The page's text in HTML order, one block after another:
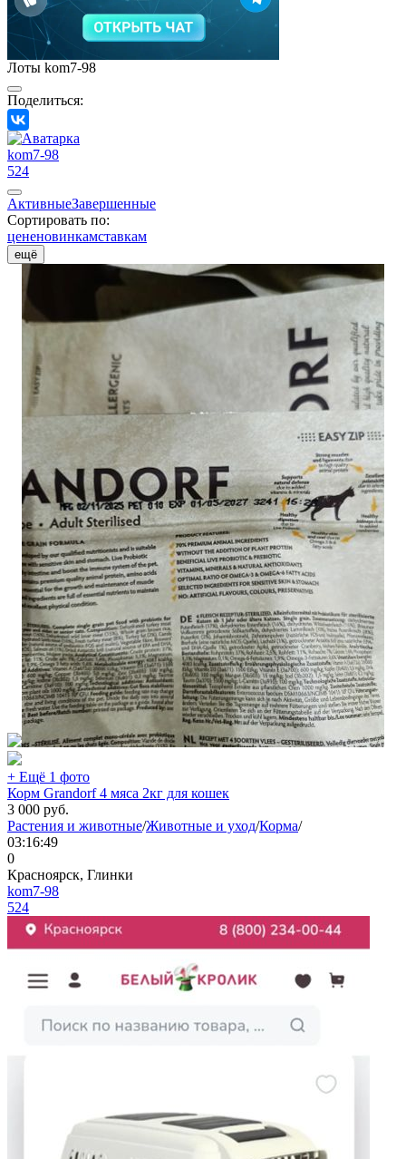
Лоты kom7-98
Поделиться:
kom7-98
524
АктивныеЗавершенные
Сортировать по:
цененовинкамставкам
ещё
+ Ещё 1 фото
Корм Grandorf 4 мяса 2кг для кошек
3 000 руб.
Растения и животные/Животные и уход/Корма/
03:16:49
0
Красноярск, Глинки
kom7-98
524